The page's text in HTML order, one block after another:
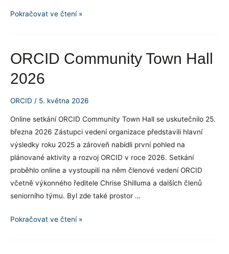
ORCID
zprávu
za
rok
Pokračovat ve čtení »
ORCID Community Town Hall
2026
ORCID / 5. května 2026
Online setkání ORCID Community Town Hall se uskutečnilo 25.
března 2026 Zástupci vedení organizace představili hlavní
výsledky roku 2025 a zároveň nabídli první pohled na
plánované aktivity a rozvoj ORCID v roce 2026. Setkání
proběhlo online a vystoupili na něm členové vedení ORCID
včetně výkonného ředitele Chrise Shilluma a dalších členů
seniorního týmu. Byl zde také prostor …
ORCID
Pokračovat ve čtení »